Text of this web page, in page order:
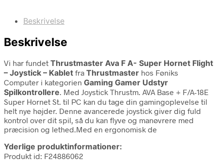
Beskrivelse
Beskrivelse
Vi har fundet Thrustmaster Ava F A- Super Hornet Flight
– Joystick – Kablet fra Thrustmaster hos Føniks
Computer i kategorien Gaming Gamer Udstyr
Spilkontrollere. Med Joystick Thrustm. AVA Base + F/A-18E
Super Hornet St. til PC kan du tage din gamingoplevelse til
helt nye højder. Denne avancerede joystick giver dig fuld
kontrol over dit spil, så du kan flyve og manøvrere med
præcision og lethed.Med en ergonomisk de
Yderlige produktinformationer:
Produkt id: F24886062